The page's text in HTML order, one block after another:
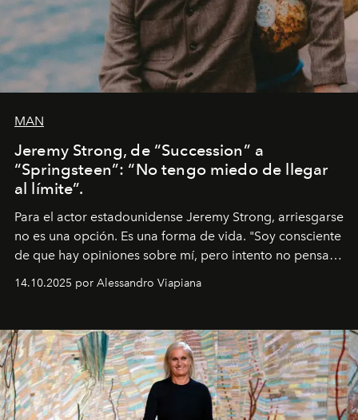
MAN
Jeremy Strong, de “Succession” a
“Springsteen”: “No tengo miedo de llegar
al límite”.
Para el actor estadounidense Jeremy Strong, arriesgarse
no es una opción. Es una forma de vida. "Soy consciente
de que hay opiniones sobre mí, pero intento no pensar
demasiado en cómo me perciben. Creo que es una
pérdida de tiempo", afirma.
14.10.2025 por Alessandro Viapiana